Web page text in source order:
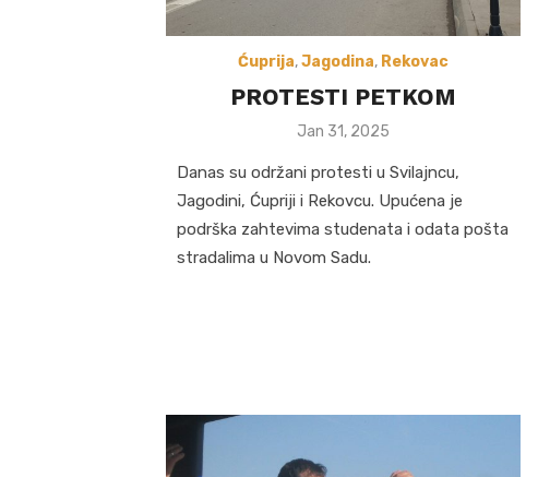
Ćuprija,Jagodina, Rekovac
PROTESTI PETKOM
Posted
Jan 31, 2025
Danas su održani protesti u Svilajncu,
Jagodini, Ćupriji i Rekovcu. Upućena je
podrška zahtevima studenata i odata pošta
stradalima u Novom Sadu.